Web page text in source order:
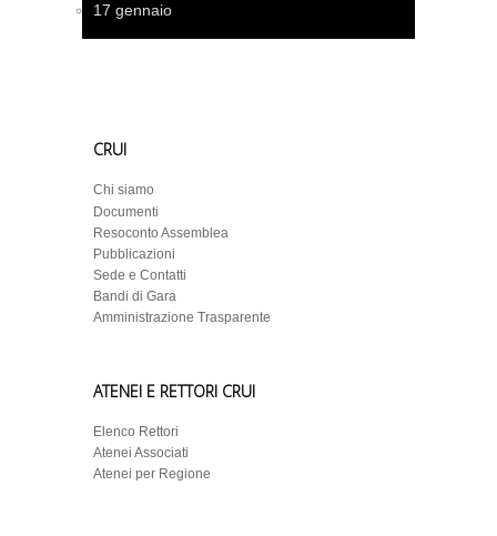
17 gennaio
CRUI
Chi siamo
Documenti
Resoconto Assemblea
Pubblicazioni
Sede e Contatti
Bandi di Gara
Amministrazione Trasparente
ATENEI E RETTORI CRUI
Elenco Rettori
Atenei Associati
Atenei per Regione